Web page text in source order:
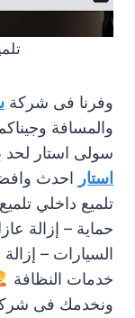
وفرنا فى شركة
والمسافة
سولى استار لحد
استار احدث
تلميع داخلي
حماية – إزالة
السيارات –
خدمات النظافة
ونخدمك فى